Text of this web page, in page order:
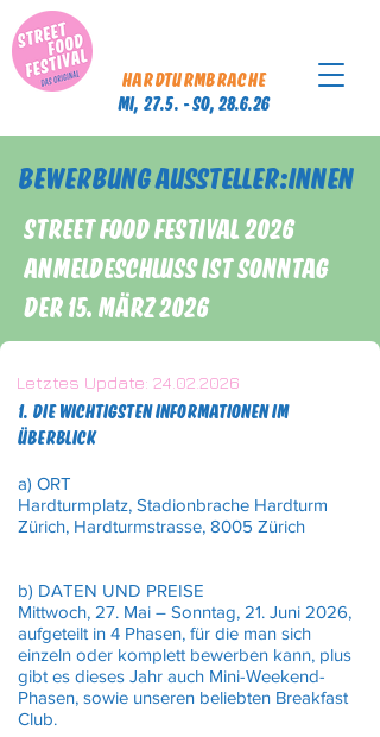
HARDTURMBRACHE
Mi, 27.5. - So, 28.6.26
BEWERBUNG AUSSTELLER:INNEN
Street Food Festival 2026
Anmeldeschluss ist sonntag
der 15. März 2026
Letztes Update: 24.02.2026
1. DIE WICHTIGSTEN INFORMATIONEN IM
ÜBERBLICK
a) ORT
Hardturmplatz, Stadionbrache Hardturm
Zürich, Hardturmstrasse, 8005 Zürich
b) DATEN UND PREISE
Mittwoch, 27. Mai – Sonntag, 21. Juni 2026,
aufgeteilt in 4 Phasen, für die man sich
einzeln oder komplett bewerben kann, plus
gibt es dieses Jahr auch Mini-Weekend-
Phasen, sowie unseren beliebten Breakfast
Club.